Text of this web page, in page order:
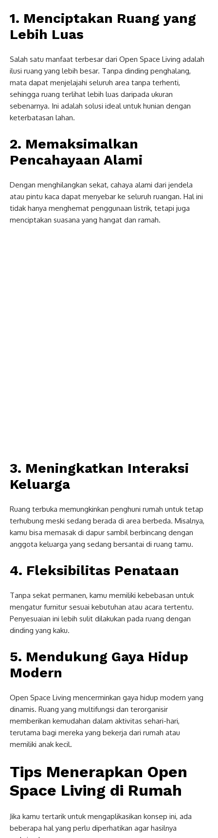
1. Menciptakan Ruang yang
Lebih Luas
Salah satu manfaat terbesar dari Open Space Living adalah
ilusi ruang yang lebih besar. Tanpa dinding penghalang,
mata dapat menjelajahi seluruh area tanpa terhenti,
sehingga ruang terlihat lebih luas daripada ukuran
sebenarnya. Ini adalah solusi ideal untuk hunian dengan
keterbatasan lahan.
2. Memaksimalkan
Pencahayaan Alami
Dengan menghilangkan sekat, cahaya alami dari jendela
atau pintu kaca dapat menyebar ke seluruh ruangan. Hal ini
tidak hanya menghemat penggunaan listrik, tetapi juga
menciptakan suasana yang hangat dan ramah.
3. Meningkatkan Interaksi
Keluarga
Ruang terbuka memungkinkan penghuni rumah untuk tetap
terhubung meski sedang berada di area berbeda. Misalnya,
kamu bisa memasak di dapur sambil berbincang dengan
anggota keluarga yang sedang bersantai di ruang tamu.
4. Fleksibilitas Penataan
Tanpa sekat permanen, kamu memiliki kebebasan untuk
mengatur furnitur sesuai kebutuhan atau acara tertentu.
Penyesuaian ini lebih sulit dilakukan pada ruang dengan
dinding yang kaku.
5. Mendukung Gaya Hidup
Modern
Open Space Living mencerminkan gaya hidup modern yang
dinamis. Ruang yang multifungsi dan terorganisir
memberikan kemudahan dalam aktivitas sehari-hari,
terutama bagi mereka yang bekerja dari rumah atau
memiliki anak kecil.
Tips Menerapkan Open
Space Living di Rumah
Jika kamu tertarik untuk mengaplikasikan konsep ini, ada
beberapa hal yang perlu diperhatikan agar hasilnya